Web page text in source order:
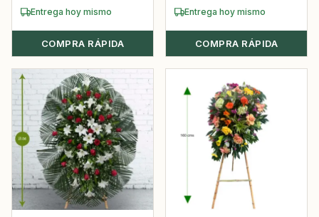
Entrega hoy mismo
COMPRA RÁPIDA
Entrega hoy mismo
COMPRA RÁPIDA